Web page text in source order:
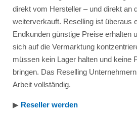
direkt vom Hersteller – und direkt an
weiterverkauft. Reselling ist überaus
Endkunden günstige Preise erhalten
sich auf die Vermarktung
müssen kein Lager halten und keine
bringen. Das Reselling
Arbeit vollständig.
▶︎ Reseller werden